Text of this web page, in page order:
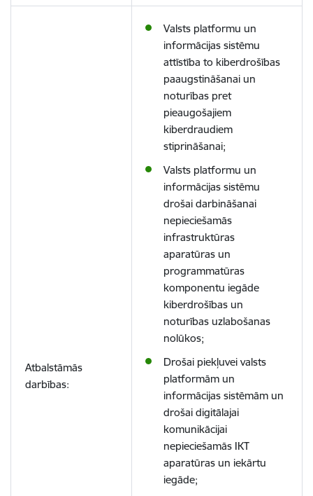
Atbalstāmās
darbības:
Valsts platformu un
informācijas sistēmu
attīstība to kiberdrošības
paaugstināšanai un
noturības pret
pieaugošajiem
kiberdraudiem
stiprināšanai;
Valsts platformu un
informācijas sistēmu
drošai darbināšanai
nepieciešamās
infrastruktūras
aparatūras un
programmatūras
komponentu iegāde
kiberdrošības un
noturības uzlabošanas
nolūkos;
Drošai piekļuvei valsts
platformām un
informācijas sistēmām un
drošai digitālajai
komunikācijai
nepieciešamās IKT
aparatūras un iekārtu
iegāde;